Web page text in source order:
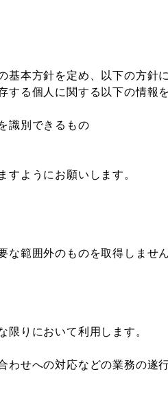
本方針を定め、以下の方針
る個人に関する以下の情報
識別できるもの
ようにお願いします。
範囲外のものを取得しません
りにおいて利用します。
わせへの対応などの業務の遂行